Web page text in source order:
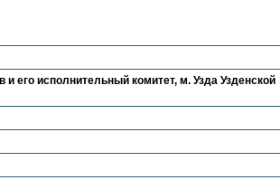
и его исполнительный комитет, м. Узда Узденской